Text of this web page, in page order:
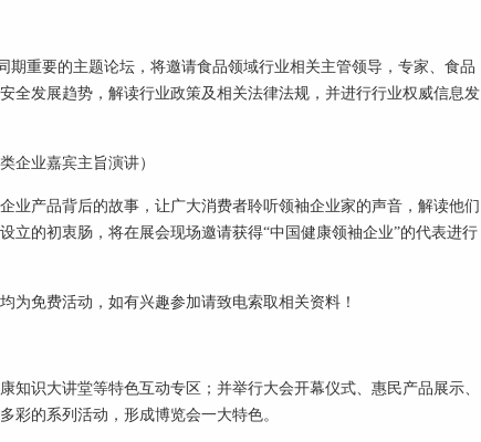
期重要的主题论坛，将邀请食品领域行业相关主管领导，专家、食品
全发展趋势，解读行业政策及相关法律法规，并进行行业权威信息发
企业嘉宾主旨演讲）
业产品背后的故事，让广大消费者聆听领袖企业家的声音，解读他们
立的初衷肠，将在展会现场邀请获得“中国 健康领袖企业”的代表进行
为免费活动，如有兴趣参加请致电索取相关资料！
知识大讲堂等特色互动专区；并举行大会开幕仪式、惠民产品展示、
彩的系列活动，形成博览会一大特色。